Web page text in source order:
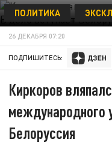
ПОЛИТИКА
26 ДЕКАБРЯ 07:20
ПОДПИШИТЕСЬ:
Киркоров
международного
Белоруссия